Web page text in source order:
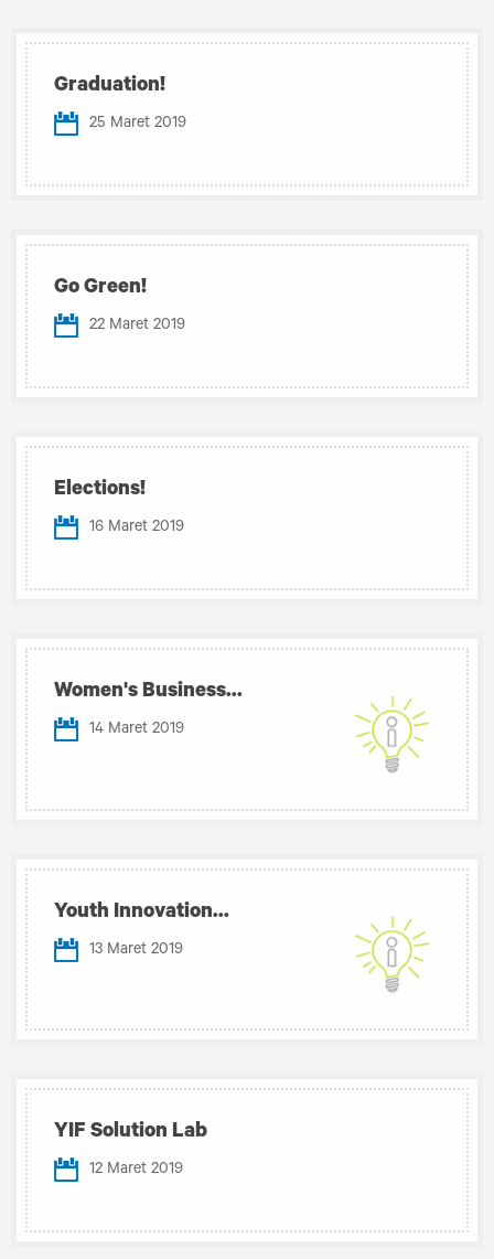
Graduation!
25 Maret 2019
Go Green!
22 Maret 2019
Elections!
16 Maret 2019
Women's Business...
14 Maret 2019
Youth Innovation...
13 Maret 2019
YIF Solution Lab
12 Maret 2019